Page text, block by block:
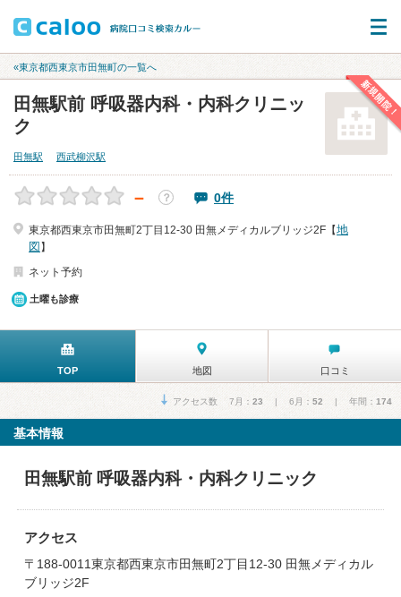
«東京都西東京市田無町の一覧へ
新規開院！
田無駅前 呼吸器内科・内科クリニッ
ク
田無駅 西武柳沢駅
－ ？ 0件
東京都西東京市田無町2丁目12-30 田無メディカルブリッジ2F【地
図 】
ネット予約
土曜も診療
TOP 地図 口コミ
アクセス数 7月： 23 | 6月： 52 | 年間： 174
基本情報
田無駅前 呼吸器内科・内科クリニック
アクセス
〒188-0011東京都西東京市田無町2丁目12-30 田無メディカル
ブリッジ2F